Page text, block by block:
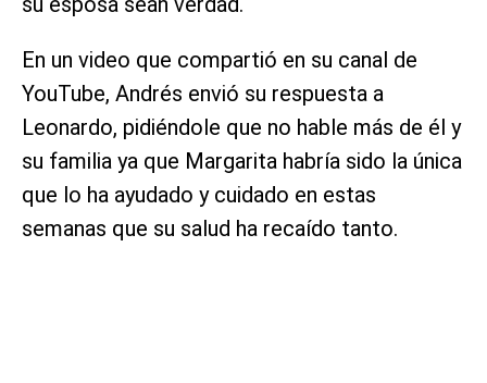
En un video que compartió en su canal de
YouTube, Andrés envió su respuesta a
Leonardo, pidiéndole que no hable más de él y
su familia ya que Margarita habría sido la única
que lo ha ayudado y cuidado en estas
semanas que su salud ha recaído tanto.